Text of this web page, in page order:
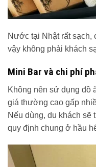
Nước tại Nhật rất sạch,
vậy không phải khách
Mini Bar và chi phí
Không nên sử dụng đồ
giá thường cao gấp
Nếu dùng, du khách sẽ
quy định chung ở hầu